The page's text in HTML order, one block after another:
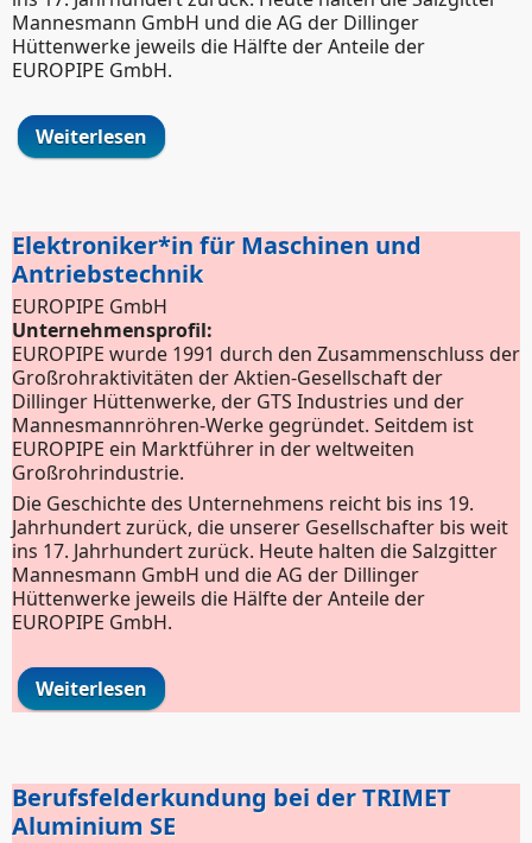
Mannesmann GmbH und die AG der Dillinger
Hüttenwerke jeweils die Hälfte der Anteile der
EUROPIPE GmbH.
Weiterlesen über Elektroniker*in für Maschinen und
Antriebstechnik
Elektroniker*in für Maschinen und
Antriebstechnik
EUROPIPE GmbH
Unternehmensprofil:
EUROPIPE wurde 1991 durch den Zusammenschluss der
Großrohraktivitäten der Aktien-Gesellschaft der
Dillinger Hüttenwerke, der GTS Industries und der
Mannesmannröhren-Werke gegründet. Seitdem ist
EUROPIPE ein Marktführer in der weltweiten
Großrohrindustrie.
Die Geschichte des Unternehmens reicht bis ins 19.
Jahrhundert zurück, die unserer Gesellschafter bis weit
ins 17. Jahrhundert zurück. Heute halten die Salzgitter
Mannesmann GmbH und die AG der Dillinger
Hüttenwerke jeweils die Hälfte der Anteile der
EUROPIPE GmbH.
Weiterlesen über Elektroniker*in für Maschinen und
Antriebstechnik
Berufsfelderkundung bei der TRIMET
Aluminium SE